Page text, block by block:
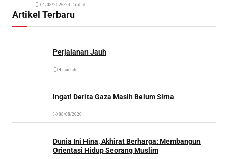
01/08/2026•24 Dilihat
Artikel Terbaru
Perjalanan Jauh
9 jam lalu
Ingat! Derita Gaza Masih Belum Sirna
08/08/2026
Dunia Ini Hina, Akhirat Berharga: Membangun
Orientasi Hidup Seorang Muslim